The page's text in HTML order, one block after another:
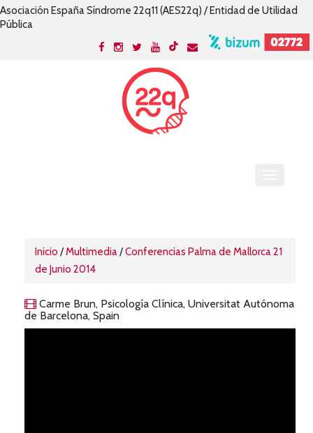
Asociación España Síndrome 22q11 (AES22q) / Entidad de Utilidad
Pública
Inicio /Multimedia/Conferencias Palma de Mallorca 21
de Junio 2014
Carme Brun, Psicología Clínica, Universitat Autónoma
de Barcelona, Spain